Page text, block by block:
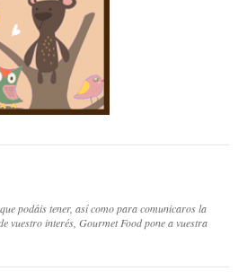
podáis tener, así como para comunicaros la
vuestro interés, Gourmet Food pone a vuestra